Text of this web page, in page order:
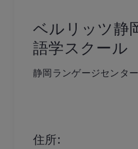
ベルリッツ静
語学スクール
静岡ランゲージセンター
住所: